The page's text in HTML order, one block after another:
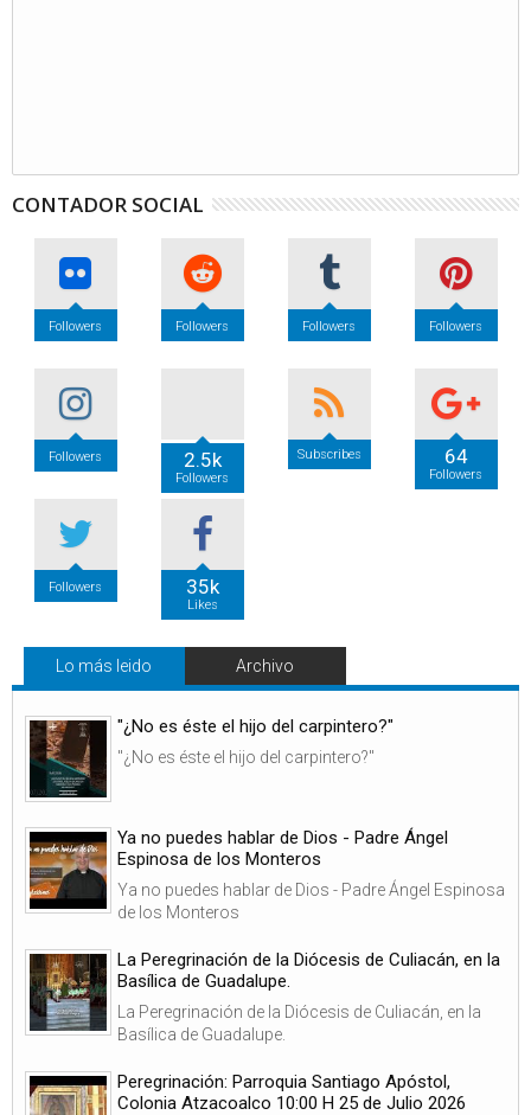
CONTADOR SOCIAL
Followers Followers Followers Followers
Followers 2.5k
Followers
Subscribes 64
Followers
Followers 35k
Likes
Lo más leido Archivo
"¿No es éste el hijo del carpintero?"
"¿No es éste el hijo del carpintero?"
Ya no puedes hablar de Dios - Padre Ángel
Espinosa de los Monteros
Ya no puedes hablar de Dios - Padre Ángel Espinosa
de los Monteros
La Peregrinación de la Diócesis de Culiacán, en la
Basílica de Guadalupe.
La Peregrinación de la Diócesis de Culiacán, en la
Basílica de Guadalupe.
Peregrinación: Parroquia Santiago Apóstol,
Colonia Atzacoalco 10:00 H 25 de Julio 2026